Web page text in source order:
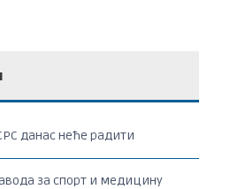
данас неће радити
за спорт и медицину